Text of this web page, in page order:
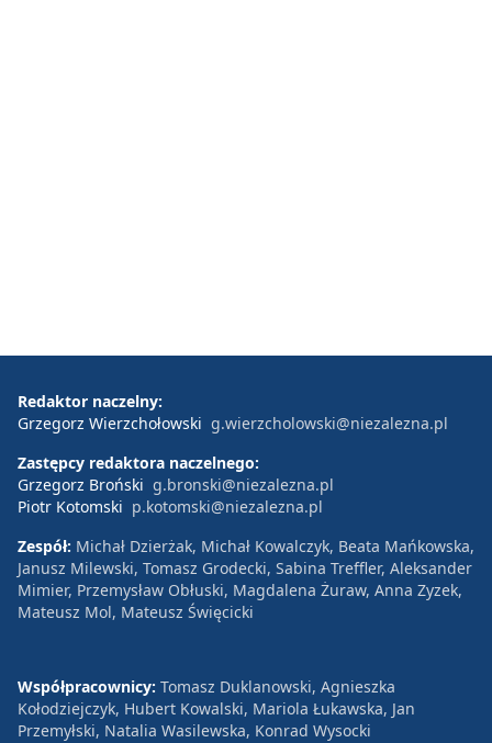
Redaktor naczelny:
Grzegorz Wierzchołowski g.wierzcholowski@niezalezna.pl
Zastępcy redaktora naczelnego:
Grzegorz Broński g.bronski@niezalezna.pl
Piotr Kotomski p.kotomski@niezalezna.pl
Zespół: Michał Dzierżak, Michał Kowalczyk, Beata Mańkowska,
Janusz Milewski, Tomasz Grodecki, Sabina Treffler, Aleksander
Mimier, Przemysław Obłuski, Magdalena Żuraw, Anna Zyzek,
Mateusz Mol, Mateusz Święcicki
Współpracownicy: Tomasz Duklanowski, Agnieszka
Kołodziejczyk, Hubert Kowalski, Mariola Łukawska, Jan
Przemyłski, Natalia Wasilewska, Konrad Wysocki